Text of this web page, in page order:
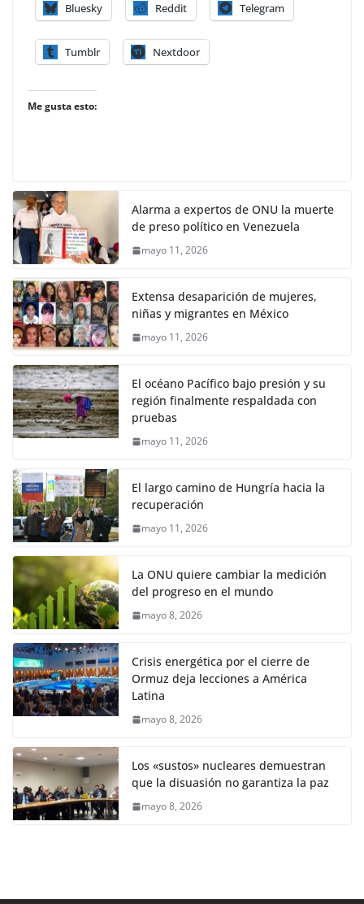
Bluesky Reddit Telegram
Tumblr Nextdoor
Me gusta esto:
Alarma a expertos de ONU la muerte
de preso político en Venezuela
mayo 11, 2026
Extensa desaparición de mujeres,
niñas y migrantes en México
mayo 11, 2026
El océano Pacífico bajo presión y su
región finalmente respaldada con
pruebas
mayo 11, 2026
El largo camino de Hungría hacia la
recuperación
mayo 11, 2026
La ONU quiere cambiar la medición
del progreso en el mundo
mayo 8, 2026
Crisis energética por el cierre de
Ormuz deja lecciones a América
Latina
mayo 8, 2026
Los «sustos» nucleares demuestran
que la disuasión no garantiza la paz
mayo 8, 2026